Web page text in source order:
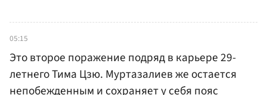
05:15
Это второе поражение подряд в карьере 29-
летнего Тима Цзю. Муртазалиев же остается
непобежденным и сохраняет у себя пояс